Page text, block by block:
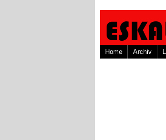
Home Archiv